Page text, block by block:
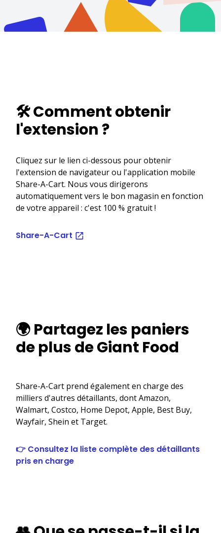
🛠️ Comment obtenir
l'extension ?
Cliquez sur le lien ci-dessous pour obtenir
l'extension de navigateur ou l'application mobile
Share-A-Cart. Nous vous dirigerons
automatiquement vers le bon magasin en fonction
de votre appareil : c'est 100 % gratuit !
Share-A-Cart
🌍 Partagez les paniers
de plus de Giant Food
Share-A-Cart prend également en charge des
milliers d'autres détaillants, dont Amazon,
Walmart, Costco, Home Depot, Apple, Best Buy,
Wayfair, Shein et Target.
👉 Consultez la liste complète des détaillants
pris en charge